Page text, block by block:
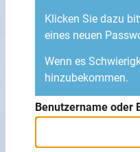
Klicken Sie dazu
eines neuen
Wenn es
hinzubekommen.
Benutzername oder